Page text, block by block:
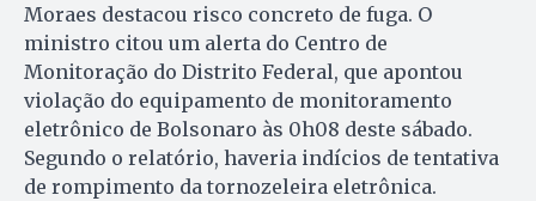
Moraes destacou risco concreto de fuga. O
ministro citou um alerta do Centro de
Monitoração do Distrito Federal, que apontou
violação do equipamento de monitoramento
eletrônico de Bolsonaro às 0h08 deste sábado.
Segundo o relatório, haveria indícios de tentativa
de rompimento da tornozeleira eletrônica.